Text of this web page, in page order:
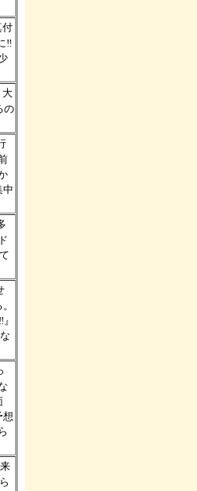
付
‼
大
の
中
想